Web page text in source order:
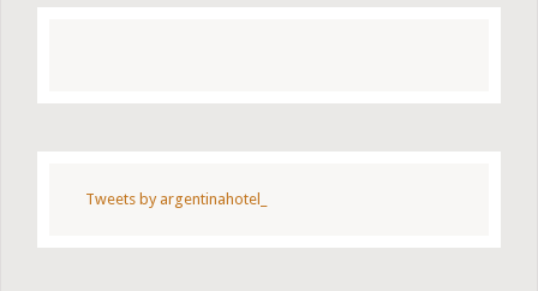
Tweets by argentinahotel_